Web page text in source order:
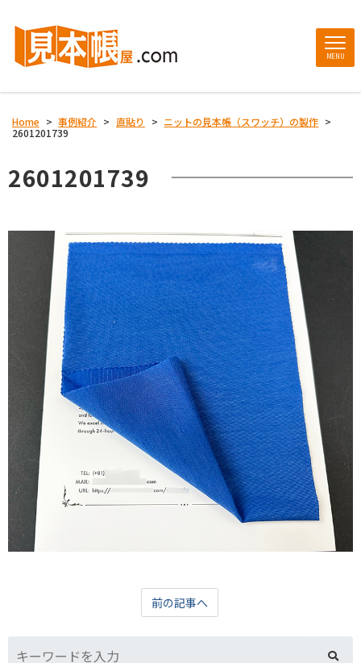
MENU
Home > 事例紹介 > 直貼り > ニットの見本帳（スワッチ）の製作 >
2601201739
2601201739
前の記事へ